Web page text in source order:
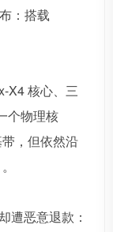
：搭载
X4 核心、三
个物理核
，但依然沿
遭恶意退款：